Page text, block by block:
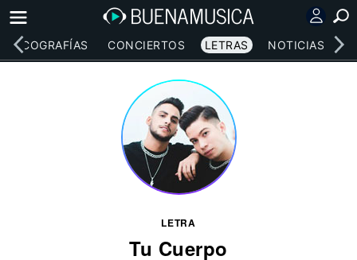
DISCOGRAFÍAS CONCIERTOS LETRAS NOTICIAS
LETRA
Tu Cuerpo